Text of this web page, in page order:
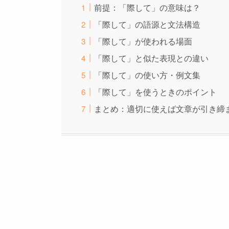
前提：「際して」の意味は？
「際して」の語源と文法構造
「際して」が使われる場面
「際して」と似た表現との違い
「際して」の使い方・例文集
「際して」を使うときのポイント
まとめ：適切に使えば文章が引き締